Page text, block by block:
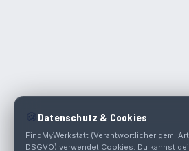
🍪 Datenschutz & Cookies
FindMyWerkstatt (Verantwortlicher gem.
DSGVO) verwendet Cookies. Du kannst